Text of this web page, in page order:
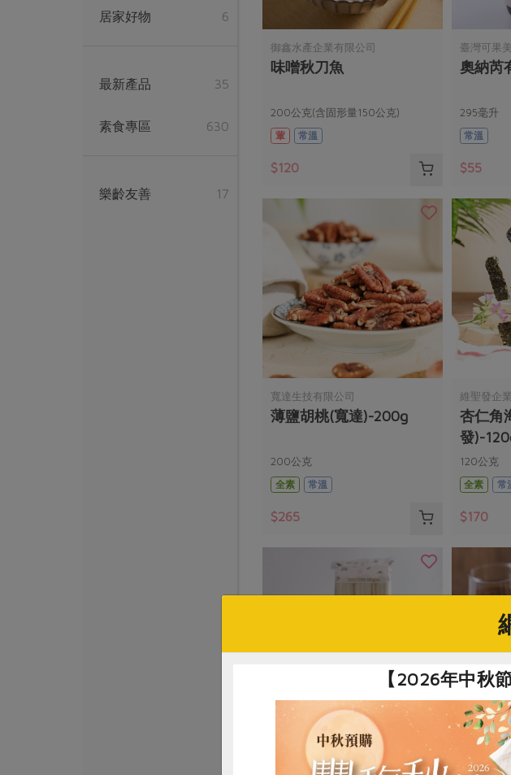
御鑫水產企業有限公司
味噌秋刀魚
200公克(含固形量150公克)
葷
常溫
$120
臺灣可果
奧納芮
295毫升
常溫
$55
寬達生技有限公司
薄鹽胡桃(寬達)-200g
200公克
全素
常溫
$265
維聖發企
杏仁角
發)-
120公克
全素
常
$170
麵本家食品股份有限公司
原味寬麵(麵本家)-450g/
翹船長企
海木
居家好物 6
最新產品 35
素食專區 630
樂齡友善 17
【2026年中秋